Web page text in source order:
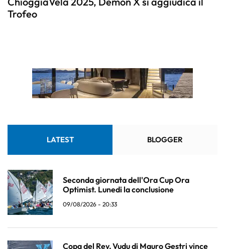
Trofeo
LATEST BLOGGER
Seconda giornata dell'Ora Cup Ora
Optimist. Lunedi la conclusione
09/08/2026 - 20:33
Copa del Rey, Vudu di Mauro Gestri vince